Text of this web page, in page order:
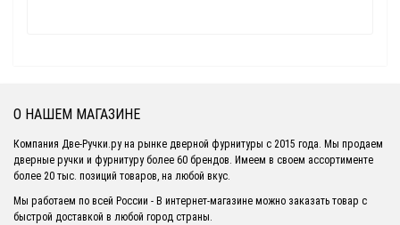
О НАШЕМ МАГАЗИНЕ
Компания Две-Ручки.ру на рынке дверной фурнитуры с 2015 года. Мы продаем
дверные ручки и фурнитуру более 60 брендов. Имеем в своем ассортименте
более 20 тыс. позиций товаров, на любой вкус.
Мы работаем по всей России - В интернет-магазине можно заказать товар с
быстрой доставкой в любой город страны.